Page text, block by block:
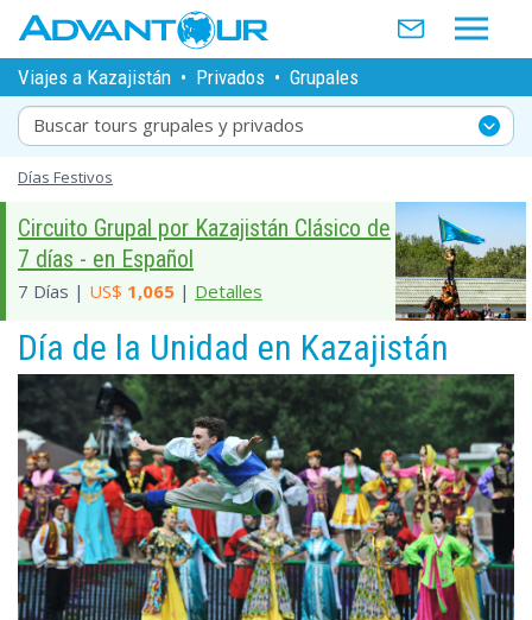
Viajes a Kazajistán • Privados • Grupales
Buscar tours grupales y privados
Días Festivos
Circuito Grupal por Kazajistán Clásico de
7 días - en Español
7 Días | US$ 1,065 | Detalles
Día de la Unidad en Kazajistán